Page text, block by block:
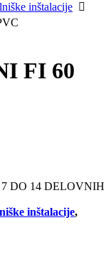
inštalacije
FI 60
DO 14 DELOVNIH
inštalacije,